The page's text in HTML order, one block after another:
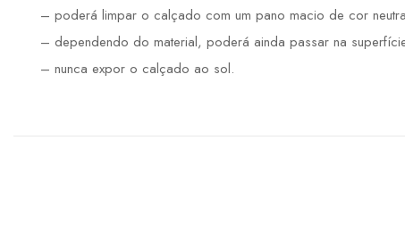
– poderá limpar o calçado com um pano macio de cor
– dependendo do material, poderá ainda passar na
– nunca expor o calçado ao sol.